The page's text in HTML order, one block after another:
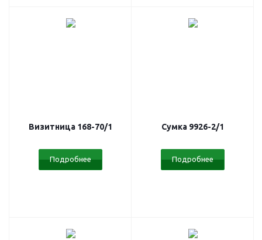
Визитница 168-70/1
Подробнее
Сумка 9926-2/1
Подробнее